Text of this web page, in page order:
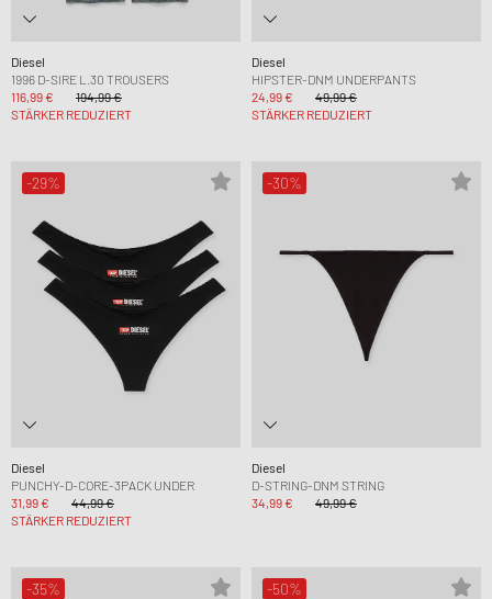
Diesel
1996 D-SIRE L.30 TROUSERS
116,99 €
194,99 €
STÄRKER REDUZIERT
Diesel
HIPSTER-DNM UNDERPANTS
24,99 €
49,99 €
STÄRKER REDUZIERT
-29%
Diesel
PUNCHY-D-CORE-3PACK UNDER
31,99 €
44,99 €
STÄRKER REDUZIERT
-30%
Diesel
D-STRING-DNM STRING
34,99 €
49,99 €
-35% -50%